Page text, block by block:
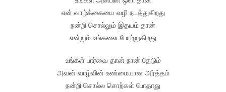
என் வாழ்க்கையை வழி நடத்துகிறது
நன்றி சொல்லும் இதயம் தான்
என்றும் உங்களை போற்றுகிறது
உங்கள் பார்வை தான் நான் தேடும்
அவன் வாழ்வின் உண்மையான அர்த்தம்
நன்றி சொல்ல சொற்கள் போதாது